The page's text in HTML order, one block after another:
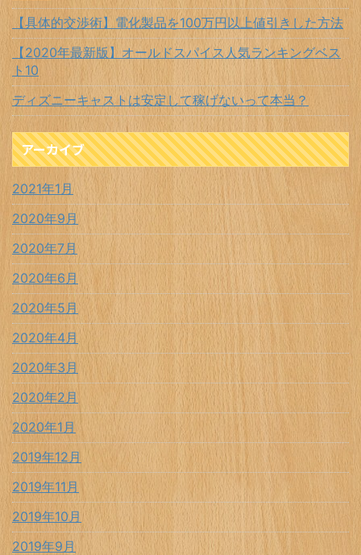
【具体的交渉術】電化製品を100万円以上値引きした方法
【2020年最新版】オールドスパイス人気ランキングベス
ト10
ディズニーキャストは安定して稼げないって本当？
アーカイブ
2021年1月
2020年9月
2020年7月
2020年6月
2020年5月
2020年4月
2020年3月
2020年2月
2020年1月
2019年12月
2019年11月
2019年10月
2019年9月